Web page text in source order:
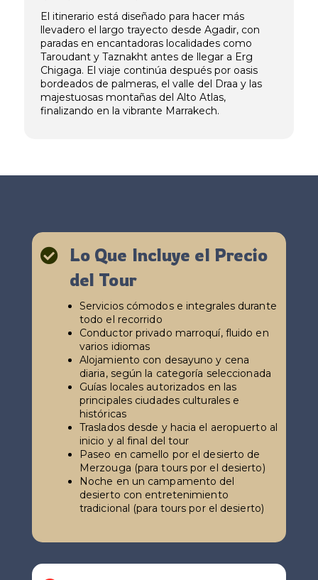
El itinerario está diseñado para hacer más
llevadero el largo trayecto desde Agadir, con
paradas en encantadoras localidades como
Taroudant y Taznakht antes de llegar a Erg
Chigaga. El viaje continúa después por oasis
bordeados de palmeras, el valle del Draa y las
majestuosas montañas del Alto Atlas,
finalizando en la vibrante Marrakech.

Lo Que Incluye el Precio
del Tour
Servicios cómodos e integrales durante
todo el recorrido
Conductor privado marroquí, fluido en
varios idiomas
Alojamiento con desayuno y cena
diaria, según la categoría seleccionada
Guías locales autorizados en las
principales ciudades culturales e
históricas
Traslados desde y hacia el aeropuerto al
inicio y al final del tour
Paseo en camello por el desierto de
Merzouga (para tours por el desierto)
Noche en un campamento del
desierto con entretenimiento
tradicional (para tours por el desierto)